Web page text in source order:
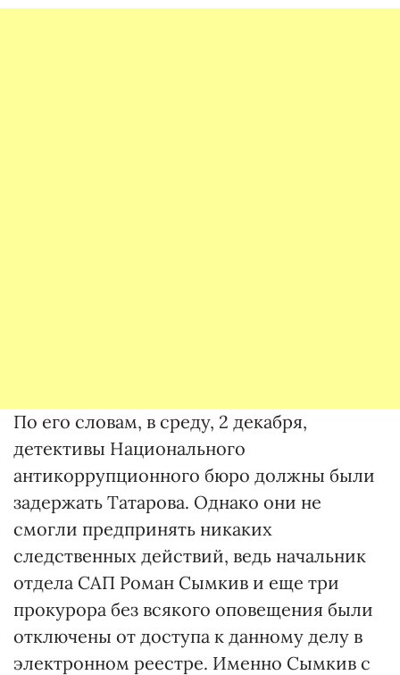
По его словам, в среду, 2 декабря,
детективы Национального
антикоррупционного бюро должны были
задержать Татарова. Однако они не
смогли предпринять никаких
следственных действий, ведь начальник
отдела САП Роман Сымкив и еще три
прокурора без всякого оповещения были
отключены от доступа к данному делу в
электронном реестре. Именно Сымкив с